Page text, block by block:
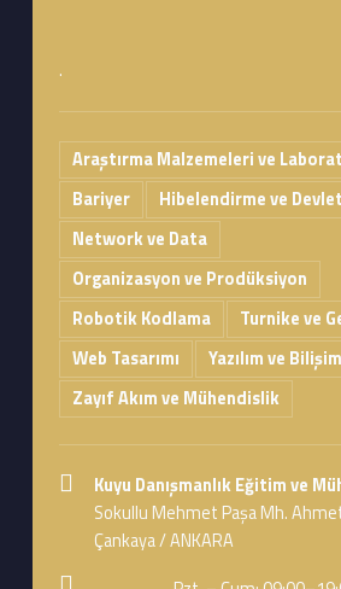
.
Araştırma Malzemeleri ve
Bariyer
Hibelendirme ve
Network ve Data
Organizasyon ve Prodüksiyon
Robotik Kodlama
Turnike ve
Web Tasarımı
Yazılım ve Bilişim
Zayıf Akım ve Mühendislik
Address:
Kuyu Danışmanlık Eğitim ve
Sokullu Mehmet Paşa Mh.
Çankaya / ANKARA